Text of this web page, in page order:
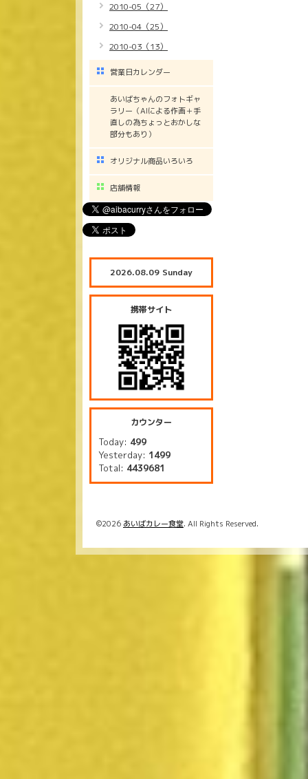
2010-05（27）
2010-04（25）
2010-03（13）
営業日カレンダー
あいばちゃんのフォトギャ
ラリー（AIによる作画＋手
直しの為ちょっとおかしな
部分もあり）
オリジナル商品いろいろ
店舗情報
2026.08.09 Sunday
携帯サイト
カウンター
Today: 499
Yesterday: 1499
Total: 4439681
©2026 あいばカレー食堂. All Rights Reserved.